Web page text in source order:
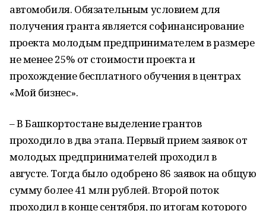
автомобиля. Обязательным условием для
получения гранта является софинансирование
проекта молодым предпринимателем в размере
не менее 25% от стоимости проекта и
прохождение бесплатного обучения в центрах
«Мой бизнес».
– В Башкортостане выделение грантов
проходило в два этапа. Первый прием заявок от
молодых предпринимателей проходил в
августе. Тогда было одобрено 86 заявок на общую
сумму более 41 млн рублей. Второй поток
проходил в конце сентября, по итогам которого